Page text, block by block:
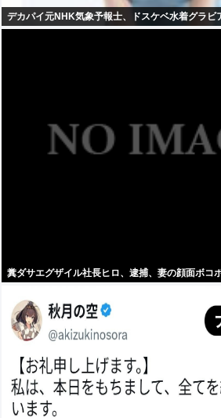
デカパイ元NHK気象予報士、ドスケベ水着グラビ
糞ダサエグザイル社長ヒロ、逮捕、妻の顔面ボコ